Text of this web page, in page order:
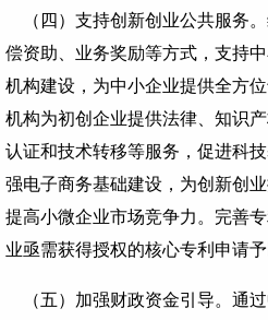
（四）支持创新创业公共服务
偿资助、业务奖励等方式，支持
机构建设，为中小企业提供全方
机构为初创企业提供法律、知识
认证和技术转移等服务，促进科
强电子商务基础建设，为创新创
提高小微企业市场竞争力。完善
业亟需获得授权的核心专利申请予
（五）加强财政资金引导。通